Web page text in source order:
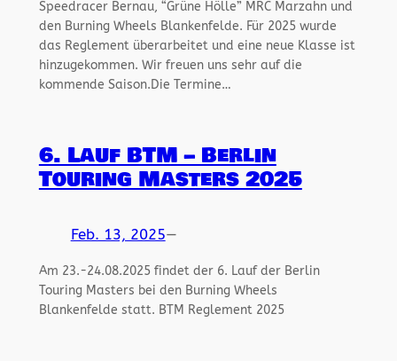
Speedracer Bernau, “Grüne Hölle” MRC Marzahn und
den Burning Wheels Blankenfelde. Für 2025 wurde
das Reglement überarbeitet und eine neue Klasse ist
hinzugekommen. Wir freuen uns sehr auf die
kommende Saison.Die Termine…
6. Lauf BTM – Berlin
Touring Masters 2025
Feb. 13, 2025—
Am 23.-24.08.2025 findet der 6. Lauf der Berlin
Touring Masters bei den Burning Wheels
Blankenfelde statt. BTM Reglement 2025